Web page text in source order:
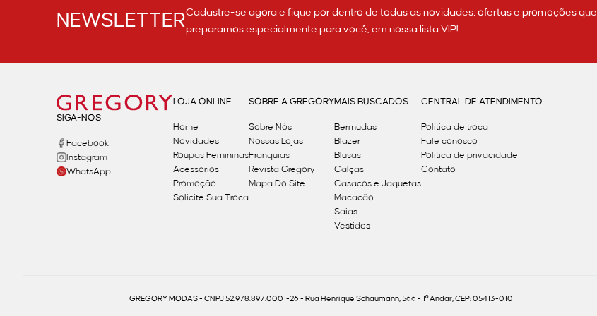
NEWSLETTERCadastre-se agora e fique por dentro de todas as novidades, ofertas e promoções que
preparamos especialmente para você, em nossa lista VIP!
SIGA-NOS
Facebook
Instagram
WhatsApp
LOJA ONLINE
Home
Novidades
Roupas Femininas
Acessórios
Promoção
Solicite Sua Troca
SOBRE A GREGORY
Sobre Nós
Nossas Lojas
Franquias
Revista Gregory
Mapa Do Site
MAIS BUSCADOS
Bermudas
Blazer
Blusas
Calças
Casacos e Jaquetas
Macacão
Saias
Vestidos
CENTRAL DE ATENDIMENTO
Política de troca
Fale conosco
Politica de privacidade
Contato
GREGORY MODAS - CNPJ 52.978.897.0001-26 - Rua Henrique Schaumann, 566 - 1º Andar, CEP: 05413-010